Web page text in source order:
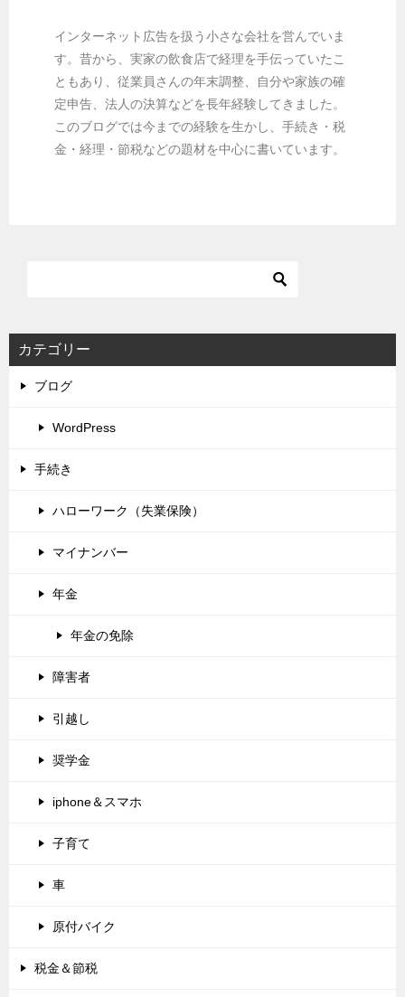
インターネット広告を扱う小さな会社を営んでいま
す。昔から、実家の飲食店で経理を手伝っていたこ
ともあり、従業員さんの年末調整、自分や家族の確
定申告、法人の決算などを長年経験してきました。
このブログでは今までの経験を生かし、手続き・税
金・経理・節税などの題材を中心に書いています。
カテゴリー
ブログ
WordPress
手続き
ハローワーク（失業保険）
マイナンバー
年金
年金の免除
障害者
引越し
奨学金
iphone＆スマホ
子育て
車
原付バイク
税金＆節税